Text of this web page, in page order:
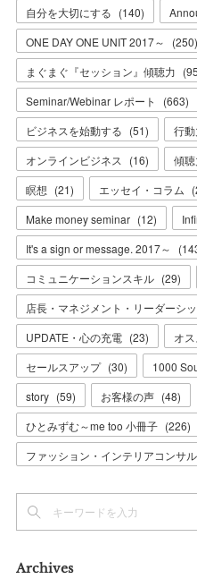
自分を大切にする (140)
ONE DAY ONE UNIT 2017～
(250)
まぐまぐ『セッション』傾聴力 (
Seminar/Webinar レポート
(663)
ビジネスを始動する (51) 行
オンラインビジネス
(16) 傾
瞑想 (21) エッセイ・コラム (
Make money seminar (12)
It's a sign or message. 2017～
(
コミュニケーションスキル (29)
店長・マネジメント・リーダーシ
UPDATE・心の充電 (23) オ
セールスアップ (30) 1000
story (59) お客様の声 (48)
ひとみずむ～me too 小冊子 (226)
ファッション・インテリアコンサル
Archives